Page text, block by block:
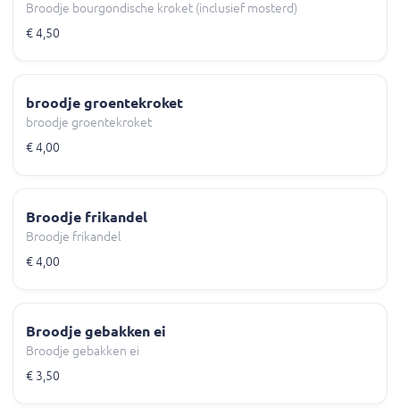
Broodje bourgondische kroket (inclusief mosterd)
€ 4,50
broodje groentekroket
broodje groentekroket
€ 4,00
Broodje frikandel
Broodje frikandel
€ 4,00
Broodje gebakken ei
Broodje gebakken ei
€ 3,50